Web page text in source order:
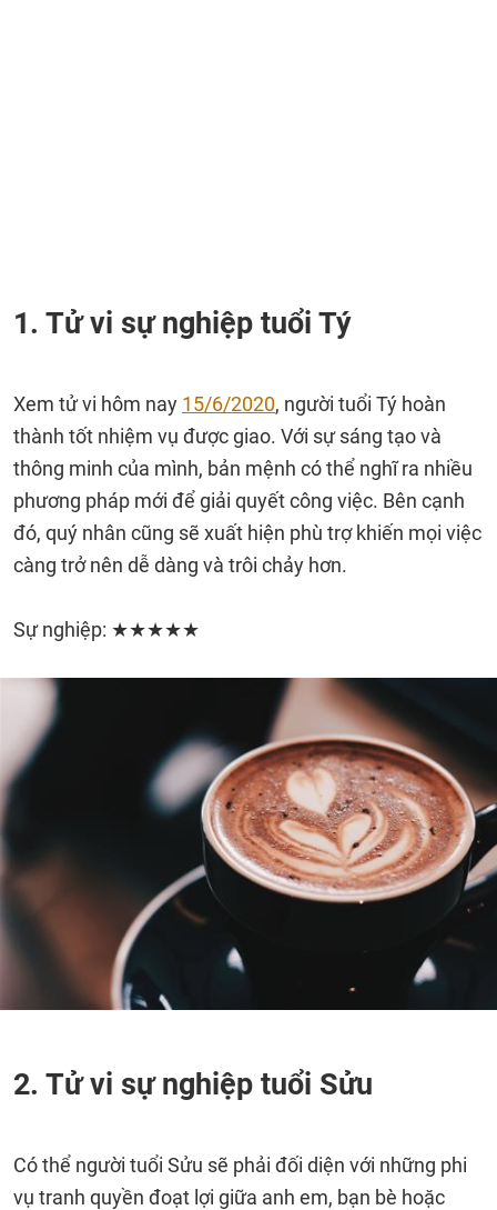
1. Tử vi sự nghiệp tuổi Tý
Xem tử vi hôm nay 15/6/2020, người tuổi Tý hoàn
thành tốt nhiệm vụ được giao. Với sự sáng tạo và
thông minh của mình, bản mệnh có thể nghĩ ra nhiều
phương pháp mới để giải quyết công việc. Bên cạnh
đó, quý nhân cũng sẽ xuất hiện phù trợ khiến mọi việc
càng trở nên dễ dàng và trôi chảy hơn.
Sự nghiệp: ★★★★★
2. Tử vi sự nghiệp tuổi Sửu
Có thể người tuổi Sửu sẽ phải đối diện với những phi
vụ tranh quyền đoạt lợi giữa anh em, bạn bè hoặc